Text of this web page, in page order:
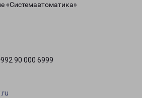
«Системавтоматика»
90 000 6999